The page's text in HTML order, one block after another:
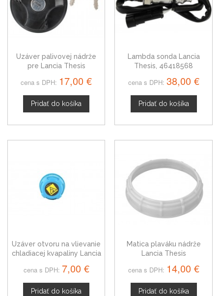
Uzáver palivovej nádrže
pre Lancia Thesis
cena s DPH: 17,00 €
Pridať do košíka
Lambda sonda Lancia
Thesis, 46418568
cena s DPH: 38,00 €
Pridať do košíka
Uzáver otvoru na vlievanie
chladiacej kvapaliny Lancia
cena s DPH: 7,00 €
Pridať do košíka
Matica plaváku nádrže
Lancia Thesis
cena s DPH: 14,00 €
Pridať do košíka